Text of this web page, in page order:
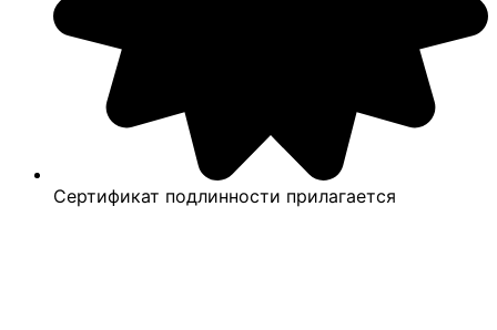
Сертификат подлинности прилагается